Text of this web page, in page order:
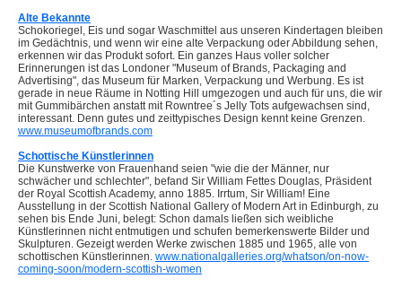
Alte Bekannte
Schokoriegel, Eis und sogar Waschmittel aus unseren Kindertagen bleiben
im Gedächtnis, und wenn wir eine alte Verpackung oder Abbildung sehen,
erkennen wir das Produkt sofort. Ein ganzes Haus voller solcher
Erinnerungen ist das Londoner "Museum of Brands, Packaging and
Advertising", das Museum für Marken, Verpackung und Werbung. Es ist
gerade in neue Räume in Notting Hill umgezogen und auch für uns, die wir
mit Gummibärchen anstatt mit Rowntree´s Jelly Tots aufgewachsen sind,
interessant. Denn gutes und zeittypisches Design kennt keine Grenzen.
www.museumofbrands.com
Schottische Künstlerinnen
Die Kunstwerke von Frauenhand seien "wie die der Männer, nur
schwächer und schlechter", befand Sir William Fettes Douglas, Präsident
der Royal Scottish Academy, anno 1885. Irrtum, Sir William! Eine
Ausstellung in der Scottish National Gallery of Modern Art in Edinburgh, zu
sehen bis Ende Juni, belegt: Schon damals ließen sich weibliche
Künstlerinnen nicht entmutigen und schufen bemerkenswerte Bilder und
Skulpturen. Gezeigt werden Werke zwischen 1885 und 1965, alle von
schottischen Künstlerinnen. www.nationalgalleries.org/whatson/on-now-
coming-soon/modern-scottish-women